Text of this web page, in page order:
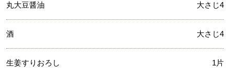
丸大豆醤油 大さじ4
酒 大さじ4
生姜すりおろし 1片